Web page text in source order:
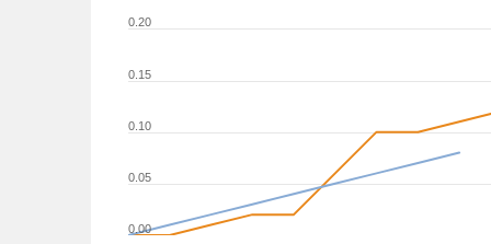
0.00
0.05
0.10
0.15
0.20